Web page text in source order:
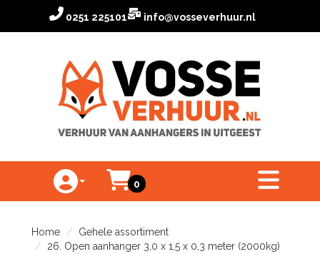
0251 225101 info@vosseverhuur.nl
Toggle Account dropdown
Winkelwagen
0
toggle menu
Home
Gehele assortiment
26. Open aanhanger 3,0 x 1,5 x 0,3 meter (2000kg)